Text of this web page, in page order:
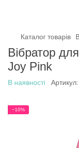
Каталог товарів
Вібратор
Joy Pink
В наявності Артикул:
−10%